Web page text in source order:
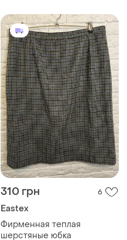
310 грн 6
Eastex
Фирменная теплая
шерстяные юбка